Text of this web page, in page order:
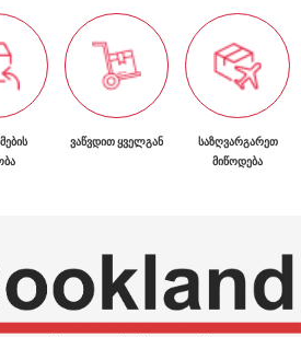
ᲕᲐᲬᲕᲓᲘᲗ ᲧᲕᲔᲚᲒᲐᲜ
ᲡᲐᲖᲦᲕᲐᲠᲒᲐᲠᲔᲗ
ᲛᲘᲬᲝᲓᲔᲑᲐ